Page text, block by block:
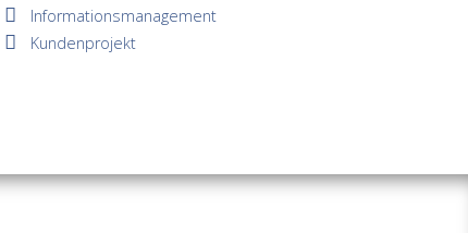
Informationsmanagement
Kundenprojekt